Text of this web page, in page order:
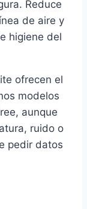
Reduce
de aire y
higiene del
ofrecen el
modelos
aunque
ruido o
pedir datos